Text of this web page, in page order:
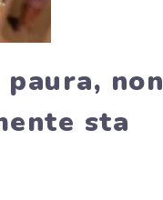
non
sta